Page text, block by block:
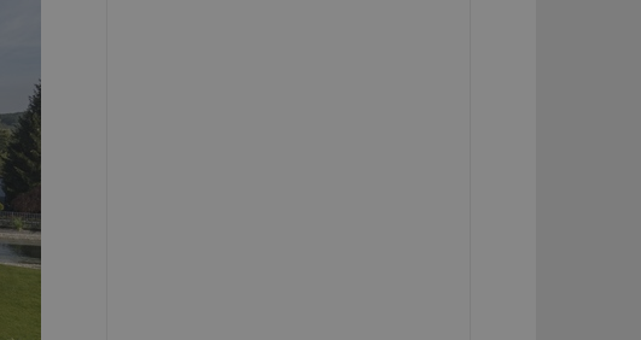
uživatele a správa účtu.
tak, aby informoval
návštěvník zahrnut do